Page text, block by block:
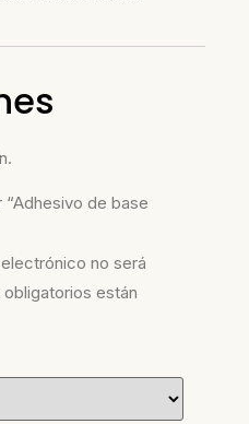
de base
no será
están